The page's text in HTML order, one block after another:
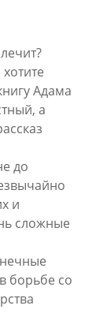
Адама
а
до
и
сложные
борьбе со